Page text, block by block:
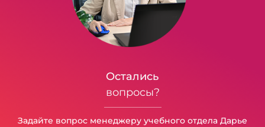
Остались
вопросы?
Задайте вопрос менеджеру учебного отдела Дарье